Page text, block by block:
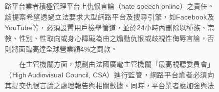
路平台業者積極管理平台上仇恨言論（hate speech online）之責任。
該提案希望透過立法要求大型網路平台及搜尋引擎，如Facebook及
YouTube等，必須設置用戶檢舉管道，並於24小時內刪除以種族、宗
教、性別、性取向或身心障礙為由之煽動仇恨或歧視性侮辱言論，否
則將面臨高達全球營業額4%之罰款。
在主管機關方面，規劃由法國廣電主管機關「最高視聽委員會」
（High Audiovisual Council, CSA）進行監管，網路平台業者必須向
其提交仇恨言論之處理報告與相關數據。同時，平台業者應加強與法